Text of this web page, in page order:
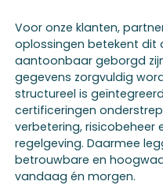
Voor onze klanten,
oplossingen betekent dit
aantoonbaar geborgd
gegevens zorgvuldig
structureel is
certificeringen
verbetering, risicobeheer
regelgeving. Daarmee
betrouwbare en
vandaag én morgen.